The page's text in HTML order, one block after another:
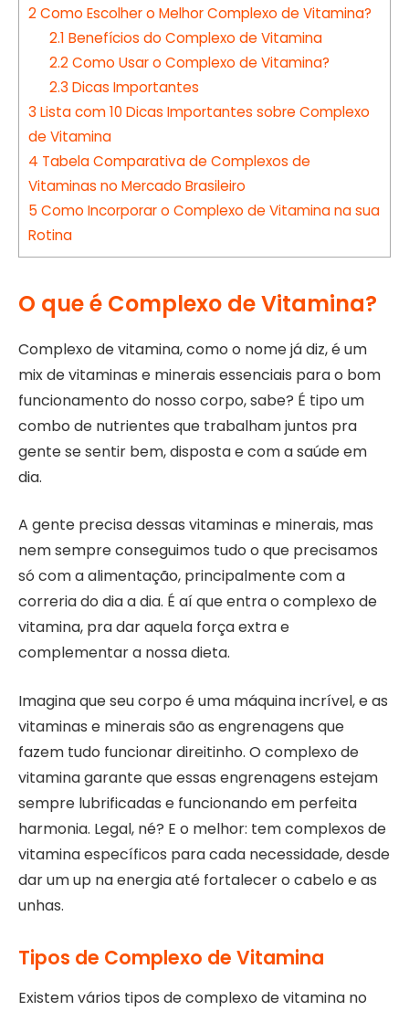
2Como Escolher o Melhor Complexo de Vitamina?
2.1 Benefícios do Complexo de Vitamina
2.2Como Usar o Complexo de Vitamina?
2.3 Dicas Importantes
3 Lista com 10 Dicas Importantes sobre Complexo
de Vitamina
4 Tabela Comparativa de Complexos de
Vitaminas no Mercado Brasileiro
5 Como Incorporar o Complexo de Vitamina na sua
Rotina
O que é Complexo de Vitamina?
Complexo de vitamina, como o nome já diz, é um
mix de vitaminas e minerais essenciais para o bom
funcionamento do nosso corpo, sabe? É tipo um
combo de nutrientes que trabalham juntos pra
gente se sentir bem, disposta e com a saúde em
dia.
A gente precisa dessas vitaminas e minerais, mas
nem sempre conseguimos tudo o que precisamos
só com a alimentação, principalmente com a
correria do dia a dia. É aí que entra o complexo de
vitamina, pra dar aquela força extra e
complementar a nossa dieta.
Imagina que seu corpo é uma máquina incrível, e as
vitaminas e minerais são as engrenagens que
fazem tudo funcionar direitinho. O complexo de
vitamina garante que essas engrenagens estejam
sempre lubrificadas e funcionando em perfeita
harmonia. Legal, né? E o melhor: tem complexos de
vitamina específicos para cada necessidade, desde
dar um up na energia até fortalecer o cabelo e as
unhas.
Tipos de Complexo de Vitamina
Existem vários tipos de complexo de vitamina no